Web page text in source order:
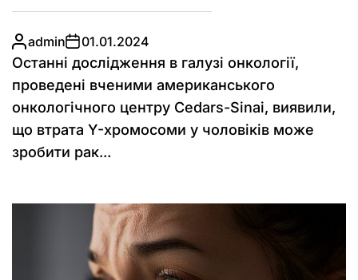
admin 01.01.2024
Останні дослідження в галузі онкології,
проведені вченими американського
онкологічного центру Cedars-Sinai, виявили,
що втрата Y-хромосоми у чоловіків може
зробити рак...